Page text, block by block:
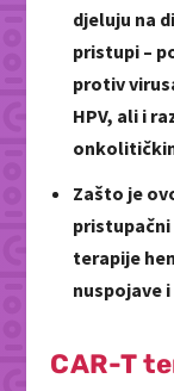
djeluju na
pristupi –
protiv
HPV, ali i
Zašto je
pristupačni
terapije
nuspojave
CAR-T